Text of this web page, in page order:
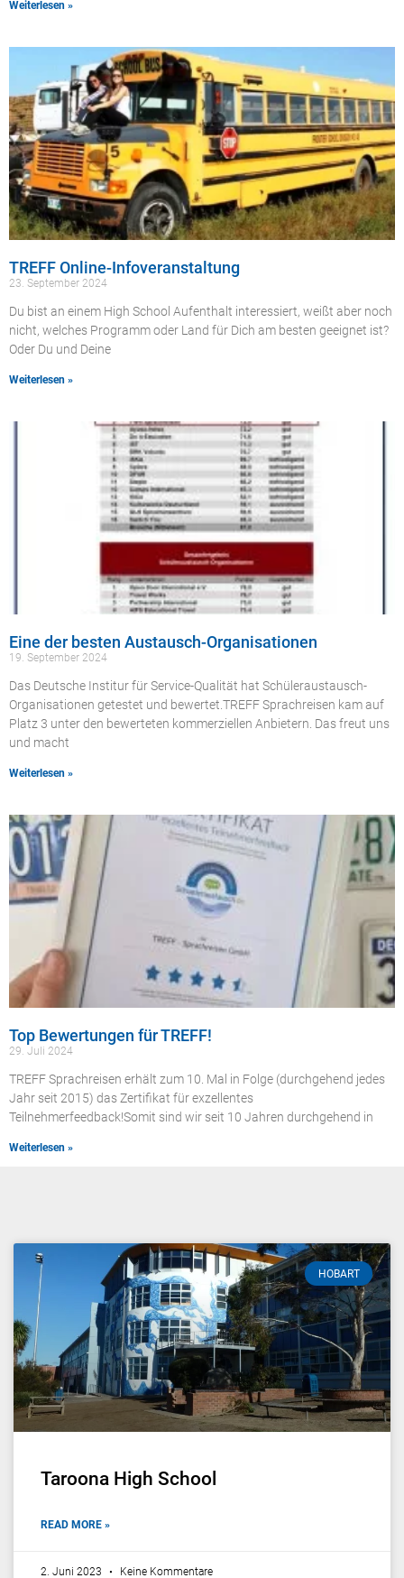
Weiterlesen »
TREFF Online-Infoveranstaltung
23. September 2024
Du bist an einem High School Aufenthalt interessiert, weißt aber noch
nicht, welches Programm oder Land für Dich am besten geeignet ist?
Oder Du und Deine
Weiterlesen »
Eine der besten Austausch-Organisationen
19. September 2024
Das Deutsche Institur für Service-Qualität hat Schüleraustausch-
Organisationen getestet und bewertet.TREFF Sprachreisen kam auf
Platz 3 unter den bewerteten kommerziellen Anbietern. Das freut uns
und macht
Weiterlesen »
Top Bewertungen für TREFF!
29. Juli 2024
TREFF Sprachreisen erhält zum 10. Mal in Folge (durchgehend jedes
Jahr seit 2015) das Zertifikat für exzellentes
Teilnehmerfeedback!Somit sind wir seit 10 Jahren durchgehend in
Weiterlesen »
HOBART
Taroona High School
READ MORE »
2. Juni 2023 Keine Kommentare